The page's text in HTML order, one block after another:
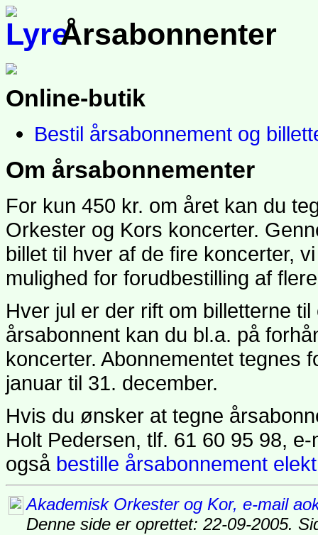
Årsabonnenter
Online-butik
Bestil årsabonnement og
Om årsabonnementer
For kun 450 kr. om året kan du
Orkester og Kors koncerter.
billet til hver af de fire koncerter,
mulighed for forudbestilling af
Hver jul er der rift om billetterne
årsabonnent kan du bl.a. på
koncerter. Abonnementet tegnes
januar til 31. december.
Hvis du ønsker at tegne
Holt Pedersen, tlf. 61 60 95 98,
også bestille årsabonnement
Akademisk Orkester og Kor, e-mail
Denne side er oprettet: 22-09-2005.